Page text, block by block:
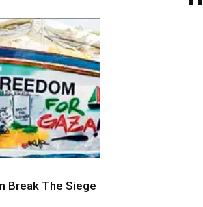
Break The Siege